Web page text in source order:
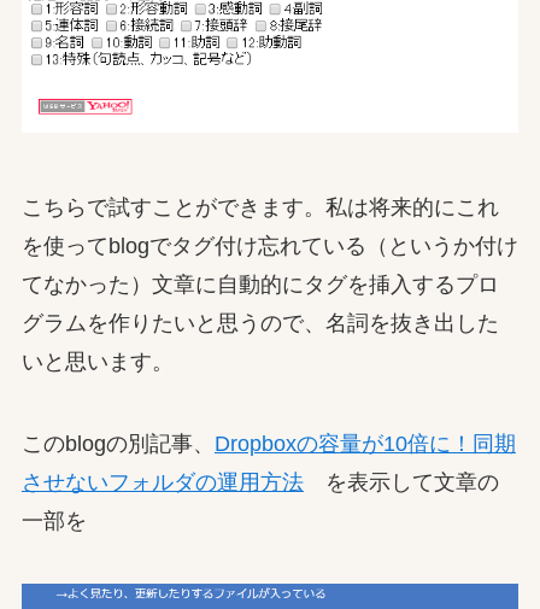
こちらで試すことができます。私は将来的にこれ
を使ってblogでタグ付け忘れている（というか付け
てなかった）文章に自動的にタグを挿入するプロ
グラムを作りたいと思うので、名詞を抜き出した
いと思います。
このblogの別記事、 Dropboxの容量が10倍に！同期
させないフォルダの運用方法を表示して文章の
一部を